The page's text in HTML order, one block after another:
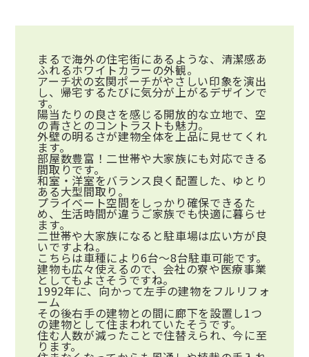
まるで海外の住宅街にあるような、清潔感あ
ふれるホワイトカラーの外観。
アーチ状の玄関ポーチがやさしい印象を演出
し、帰宅するたびに気分が上がるデザインで
す。
陽当たりの良さを感じる開放的な立地で、空
の青さとのコントラストも魅力。
外壁の明るさが建物全体を上品に見せてくれ
ます。
部屋数豊富！二世帯や大家族にも対応できる
間取りです。
和室・洋室をバランス良く配置した、ゆとり
ある大型間取り。
プライベート空間をしっかり確保できるた
め、生活時間が違うご家族でも快適に暮らせ
ます。
二世帯や大家族になると駐車場は広い方が良
いですよね。
こちらは車種により6台～8台駐車可能です。
建物も広々使えるので、会社の寮や医療事業
としてもよさそうですね。
1992年に、向かって左手の建物をフルリフォ
ーム
その後右手の建物との間に廊下を設置し1つ
の建物として住まわれていたそうです。
住む人数が減ったことで住替えられ、今に至
ります。